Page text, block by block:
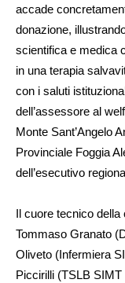
accade
donazione,
scientifica e medica
in una terapia
con i saluti
dell’assessore al
Monte Sant’Angelo
Provinciale Foggia
dell’esecutivo
​Il cuore tecnico
Tommaso Granato
Oliveto (Infermiera
Piccirilli (TSLB